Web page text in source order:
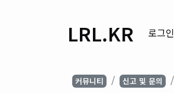
LRL.KR 로그인
커뮤니티 신고 및 문의